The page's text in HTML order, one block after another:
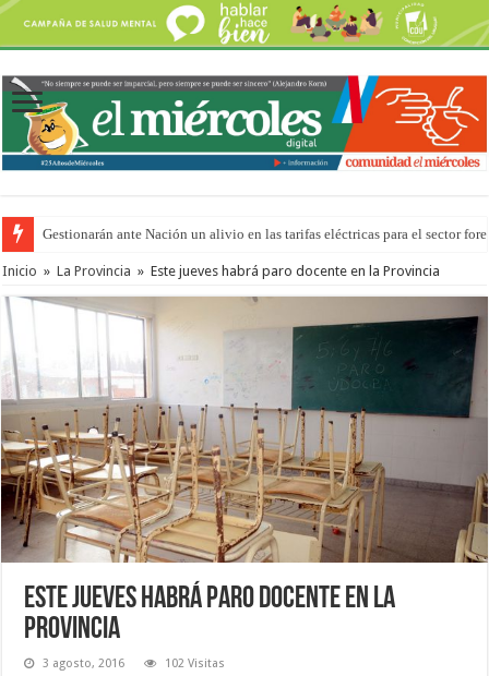
Gestionarán ante Nación un alivio en las tarifas eléctricas para el sector
Inicio » La Provincia » Este jueves habrá paro docente en la Provincia
Este jueves habrá paro docente en la
Provincia
3 agosto, 2016 102 Visitas